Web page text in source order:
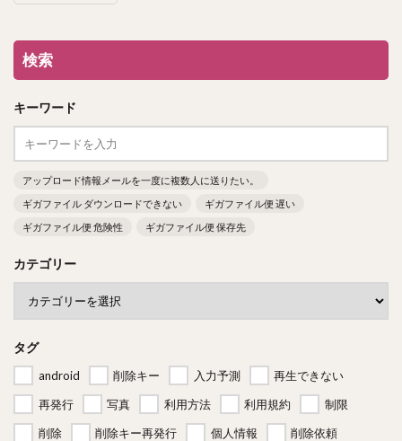
検索
キーワード
アップロード情報メールを一度に複数人に送りたい。
ギガファイル ダウンロードできない
ギガファイル便 遅い
ギガファイル便 危険性
ギガファイル便 保存先
カテゴリー
タグ
android 削除キー 入力予測
再生できない
再発行
写真 利用方法 利用規約
制限
削除
削除キー再発行 個人情報
削除依頼